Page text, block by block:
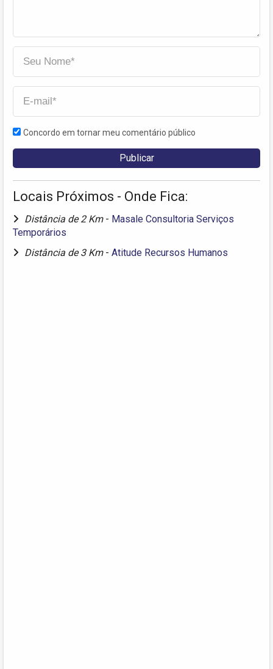
Concordo em tornar meu comentário público
Locais Próximos - Onde Fica:
Distância de 2 Km - Masale Consultoria Serviços
Temporários
Distância de 3 Km - Atitude Recursos Humanos